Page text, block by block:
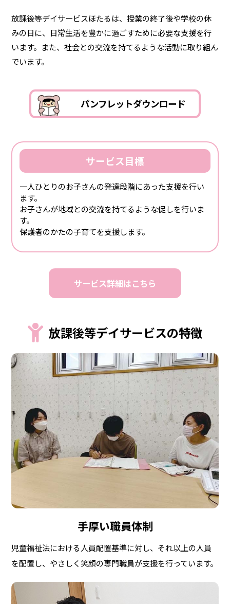
放課後等デイサービスほたるは、授業の終了後や学校の休
みの日に、日常生活を豊かに過ごすために必要な支援を行
います。 また、社会との交流を持てるような活動に取り組ん
でいます。
パンフレットダウンロード
サービス目標
一人ひとりのお子さんの発達段階にあった支援を行い
ます。
お子さんが地域との交流を持てるような促しを行いま
す。
保護者のかたの子育てを支援します。
サービス詳細はこちら
放課後等デイサービスの特徴
手厚い職員体制
児童福祉法における人員配置基準に対し、それ以上の人員
を配置し、やさしく笑顔の専門職員が支援を行っています。